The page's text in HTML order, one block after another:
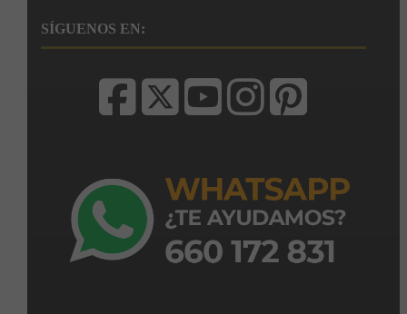
SÍGUENOS EN: